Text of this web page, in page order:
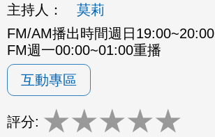
主持人：
莫莉
FM/AM播出時間週日19:00~20:00
FM週一00:00~01:00重播
互動專區
評分: ★★★★★